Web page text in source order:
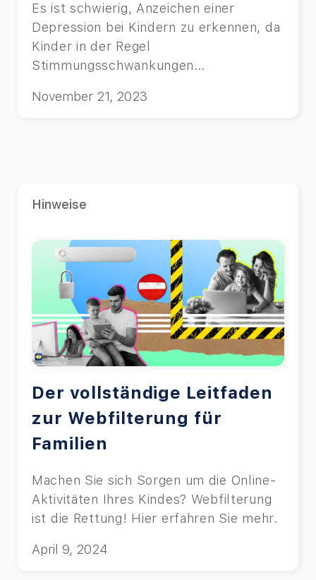
Es ist schwierig, Anzeichen einer
Depression bei Kindern zu erkennen, da
Kinder in der Regel
Stimmungsschwankungen
November 21, 2023
Hinweise
Der vollständige Leitfaden
zur Webfilterung für
Familien
Machen Sie sich Sorgen um die Online-
Aktivitäten Ihres Kindes? Webfilterung
ist die Rettung! Hier erfahren Sie mehr.
April 9, 2024